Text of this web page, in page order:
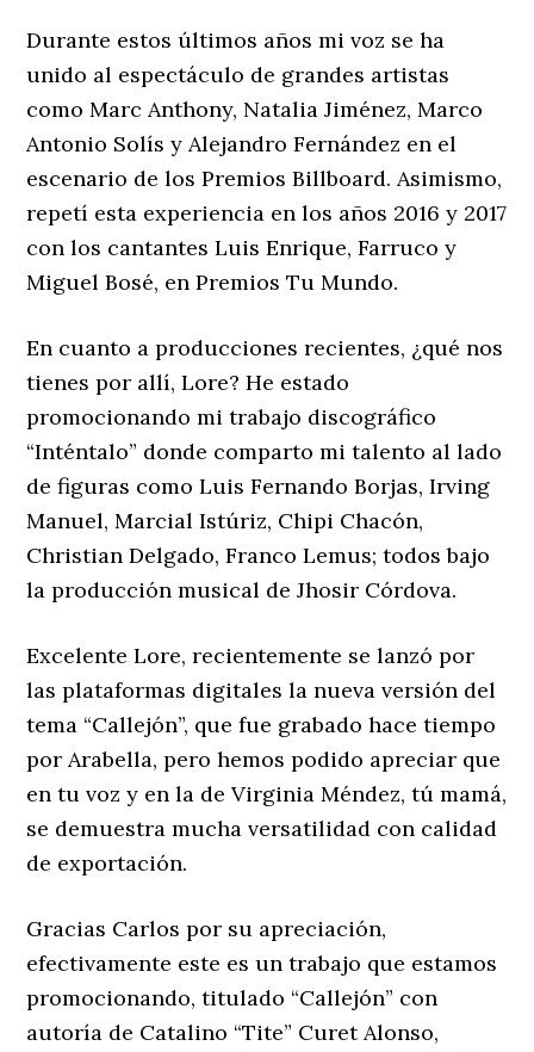
Durante estos últimos años mi voz se ha
unido al espectáculo de grandes artistas
como Marc Anthony, Natalia Jiménez, Marco
Antonio Solís y Alejandro Fernández en el
escenario de los Premios Billboard. Asimismo,
repetí esta experiencia en los años 2016 y 2017
con los cantantes Luis Enrique, Farruco y
Miguel Bosé, en Premios Tu Mundo.
En cuanto a producciones recientes, ¿qué nos
tienes por allí, Lore? He estado
promocionando mi trabajo discográfico
“Inténtalo” donde comparto mi talento al lado
de figuras como Luis Fernando Borjas, Irving
Manuel, Marcial Istúriz, Chipi Chacón,
Christian Delgado, Franco Lemus; todos bajo
la producción musical de Jhosir Córdova.
Excelente Lore, recientemente se lanzó por
las plataformas digitales la nueva versión del
tema “Callejón”, que fue grabado hace tiempo
por Arabella, pero hemos podido apreciar que
en tu voz y en la de Virginia Méndez, tú mamá,
se demuestra mucha versatilidad con calidad
de exportación.
Gracias Carlos por su apreciación,
efectivamente este es un trabajo que estamos
promocionando, titulado “Callejón” con
autoría de Catalino “Tite” Curet Alonso,